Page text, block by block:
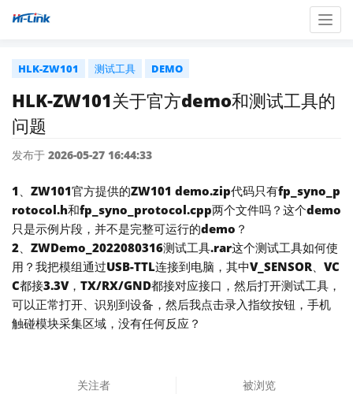
HLK-ZW101 测试工具 DEMO
HLK-ZW101关于官方demo和测试工具的
问题
发布于 2026-05-27 16:44:33
1、ZW101官方提供的ZW101 demo.zip代码只有fp_syno_p
rotocol.h和fp_syno_protocol.cpp两个文件吗？这个demo
只是示例片段，并不是完整可运行的demo？
2、ZWDemo_2022080316测试工具.rar这个测试工具如何使
用？我把模组通过USB-TTL连接到电脑，其中V_SENSOR、VC
C都接3.3V，TX/RX/GND都接对应接口，然后打开测试工具，
可以正常打开、识别到设备，然后我点击录入指纹按钮，手机
触碰模块采集区域，没有任何反应？
关注者 被浏览